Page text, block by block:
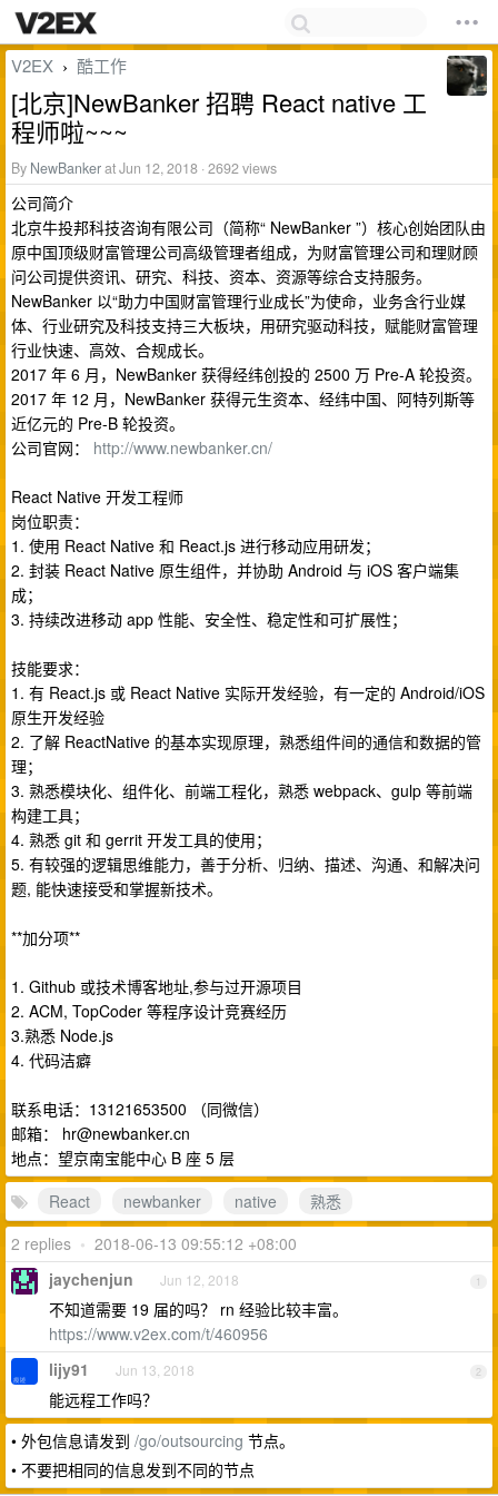
V2EX › 酷工作
[北京]NewBanker 招聘 React native 工
程师啦~~~
By NewBankerat Jun 12, 2018 · 2692 views
公司简介
北京牛投邦科技咨询有限公司（简称“ NewBanker ”）核心创始团队由
原中国顶级财富管理公司高级管理者组成，为财富管理公司和理财顾
问公司提供资讯、研究、科技、资本、资源等综合支持服务。
NewBanker 以“助力中国财富管理行业成长”为使命，业务含行业媒
体、行业研究及科技支持三大板块，用研究驱动科技，赋能财富管理
行业快速、高效、合规成长。
2017 年 6 月，NewBanker 获得经纬创投的 2500 万 Pre-A 轮投资。
2017 年 12 月，NewBanker 获得元生资本、经纬中国、阿特列斯等
近亿元的 Pre-B 轮投资。
公司官网： http://www.newbanker.cn/
React Native 开发工程师
岗位职责：
1. 使用 React Native 和 React.js 进行移动应用研发；
2. 封装 React Native 原生组件，并协助 Android 与 iOS 客户端集
成；
3. 持续改进移动 app 性能、安全性、稳定性和可扩展性；
技能要求：
1. 有 React.js 或 React Native 实际开发经验，有一定的 Android/iOS
原生开发经验
2. 了解 ReactNative 的基本实现原理，熟悉组件间的通信和数据的管
理；
3. 熟悉模块化、组件化、前端工程化，熟悉 webpack、gulp 等前端
构建工具；
4. 熟悉 git 和 gerrit 开发工具的使用；
5. 有较强的逻辑思维能力，善于分析、归纳、描述、沟通、和解决问
题, 能快速接受和掌握新技术。
**加分项**
1. Github 或技术博客地址,参与过开源项目
2. ACM, TopCoder 等程序设计竞赛经历
3.熟悉 Node.js
4. 代码洁癖
联系电话：13121653500 （同微信）
邮箱： hr@newbanker.cn
地点：望京南宝能中心 B 座 5 层
React
newbanker native
熟悉
2 replies • 2018-06-13 09:55:12 +08:00
1
jaychenjun Jun 12, 2018
不知道需要 19 届的吗？ rn 经验比较丰富。
https://www.v2ex.com/t/460956
2
lijy91 Jun 13, 2018
能远程工作吗？
• 外包信息请发到 /go/outsourcing 节点。
• 不要把相同的信息发到不同的节点